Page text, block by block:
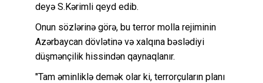
deyə S.Kərimli qeyd edib.
Onun sözlərinə görə, bu terror molla rejiminin
Azərbaycan dövlətinə və xalqına bəslədiyi
düşmənçilik hissindən qaynaqlanır.
"Tam əminliklə demək olar ki, terrorçuların planı